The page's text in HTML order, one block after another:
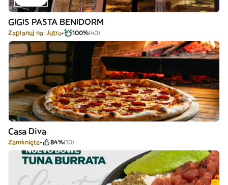
GIGIS PASTA BENIDORM
Zaplanuj na: Jutro 100%(40)
Casa Diva
Zamknięte 84%(10)